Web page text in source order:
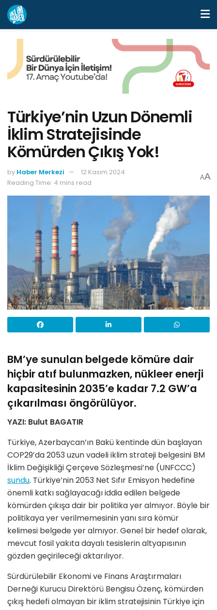
Türkiye’nin Uzun Dönemli
İklim Stratejisinde
Kömürden Çıkış Yok!
by Haber Merkezi
12 Kasım 2024
Reading Time: 4 mins read
AA
BM’ye sunulan belgede kömüre dair
hiçbir atıf bulunmazken, nükleer enerji
kapasitesinin 2035’e kadar 7.2 GW’a
çıkarılması öngörülüyor.
YAZI: Bulut BAGATIR
Türkiye, Azerbaycan’ın Bakü kentinde dün başlayan
COP29’da 2053 uzun vadeli iklim strateji belgesini BM
İklim Değişikliği Çerçeve Sözleşmesi’ne (UNFCCC)
sundu. Türkiye’nin 2053 Net Sıfır Emisyon hedefine
önemli katkı sağlayacağı iddia edilen belgede
kömürden çıkışa dair bir politika yer almıyor. Böyle bir
politikaya yer verilmemesinin yanı sıra kömür
kelimesi belgede yer almıyor. Genel bir hedef olarak,
mevcut fosil yakıta dayalı tesislerin altyapısının
gözden geçirileceği aktarılıyor.
Sürdürülebilir Ekonomi ve Finans Araştırmaları
Derneği Kurucu Direktörü Bengisu Özenç, kömürden
çıkış hedefi olmayan bir iklim stratejisinin Türkiye için